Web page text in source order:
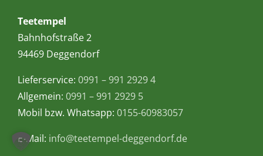
Teetempel
Bahnhofstraße 2
94469 Deggendorf
Lieferservice: 0991 – 991 2929 4
Allgemein: 0991 – 991 2929 5
Mobil bzw. Whatsapp: 0155-60983057
E-Mail: info@teetempel-deggendorf.de